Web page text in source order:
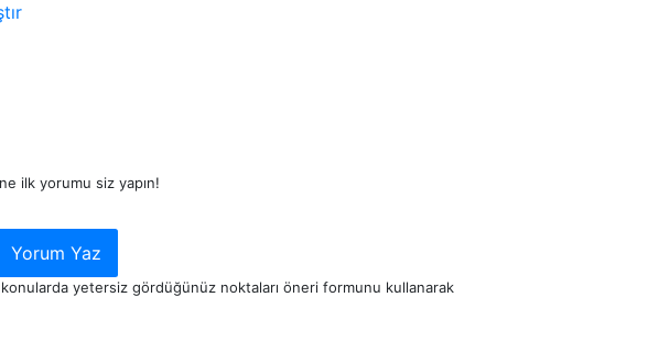
ilk yorumu siz yapın!
Yorum Yaz
yetersiz gördüğünüz noktaları öneri formunu kullanarak